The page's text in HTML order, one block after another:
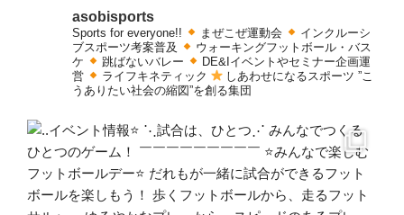
asobisports
Sports for everyone!! まぜこぜ運動会
インクルーシ
ブスポーツ考案普及
ウォーキングフットボール・バス
ケ
跳ばないバレー
DE&Iイベントやセミナー企画運
営
ライフキネティック しあわせになるスポーツ ”こ
うありたい社会の縮図”を創る集団